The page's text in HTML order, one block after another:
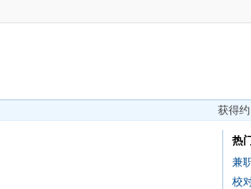
获得
热
兼
校